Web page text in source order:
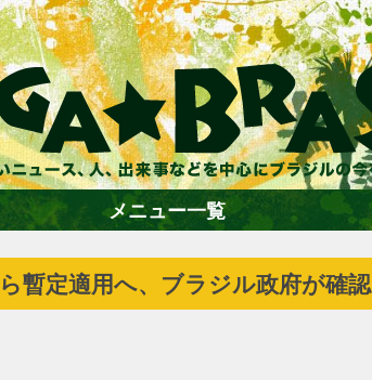
ホーム
メニュー一覧
暫定適用へ、ブラジル政府が確認